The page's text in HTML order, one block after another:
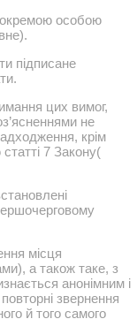
особою
підписане
цих вимог,
не
крім
7 Закону(
місця
а також таке, з
анонімним і
звернення
й того самого